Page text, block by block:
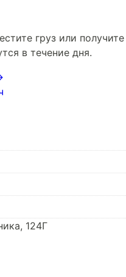
груз или получите
в течение дня.
124Г